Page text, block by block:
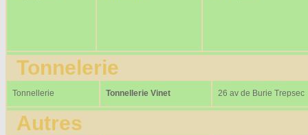
Tonnelerie
Tonnellerie Tonnellerie Vinet 26 av de Burie Trepsec
Autres